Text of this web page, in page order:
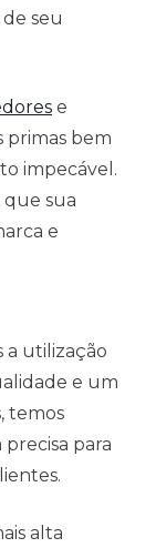
seu
e
primas bem
impecável.
que sua
e
a utilização
e um
temos
para
alta